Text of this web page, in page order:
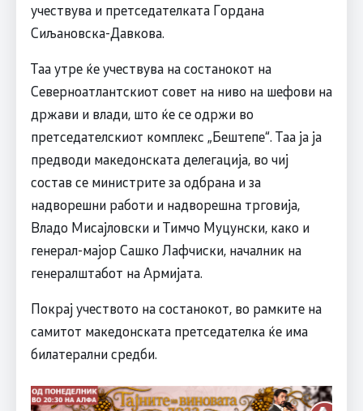
учествува и претседателката Гордана
Сиљановска-Давкова.
Таа утре ќе учествува на состанокот на
Северноатлантскиот совет на ниво на шефови на
држави и влади, што ќе се одржи во
претседателскиот комплекс „Бештепе“. Таа ја ја
предводи македонската делегација, во чиј
состав се министрите за одбрана и за
надворешни работи и надворешна трговија,
Владо Мисајловски и Тимчо Муцунски, како и
генерал-мајор Сашко Лафчиски, началник на
генералштабот на Армијата.
Покрај учеството на состанокот, во рамките на
самитот македонската претседателка ќе има
билатерални средби.